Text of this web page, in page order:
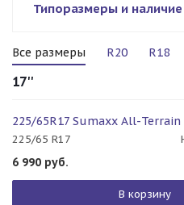
Типоразмеры и наличие
Все размеры R20 R18
17''
225/65R17 Sumaxx All-Terrain
225/65 R17
6 990 руб.
В корзину